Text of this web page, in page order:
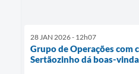
28 JAN 2026 - 12h07
Grupo de Operações com
Sertãozinho dá boas-